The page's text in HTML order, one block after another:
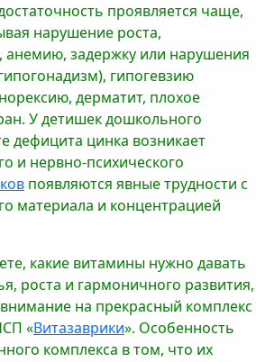
проявляется чаще,
нарушение роста,
анемию, задержку или нарушения
гипогевзию
дерматит, плохое
У детишек дошкольного
дефицита цинка возникает
и нервно-психического
появляются явные трудности с
материала и концентрацией
какие витамины нужно давать
роста и гармоничного развития,
на прекрасный комплекс
«Витазаврики». Особенность
комплекса в том, что их